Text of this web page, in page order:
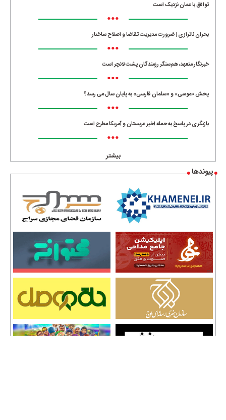
توافق با عمان نزدیک است
•••
بحران ناترازی | ضرورت مدیریت تقاضا و اصلاح ساختار
•••
خبرنگار متعهد، هم‌سنگر رزمندگان پشت لانچر است
•••
پخش «موسی» و «سلمان فارسی» به پایان سال می رسد؟
•••
بازنگری در پاسخ به حمله اخیر عربستان و آمریکا مطرح است
•••
بیشتر
پیوندها